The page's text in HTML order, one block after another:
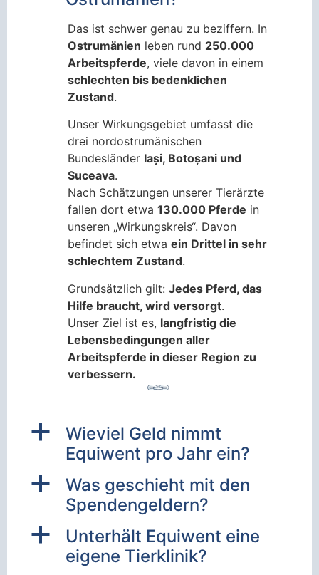
Das ist schwer genau zu beziffern. In
Ostrumänien leben rund 250.000
Arbeitspferde, viele davon in einem
schlechten bis bedenklichen
Zustand.
Unser Wirkungsgebiet umfasst die
drei nordostrumänischen
Bundesländer Iași, Botoșani und
Suceava.
Nach Schätzungen unserer Tierärzte
fallen dort etwa 130.000 Pferde in
unseren „Wirkungskreis“. Davon
befindet sich etwa ein Drittel in sehr
schlechtem Zustand.
Grundsätzlich gilt: Jedes Pferd, das
Hilfe braucht, wird versorgt.
Unser Ziel ist es, langfristig die
Lebensbedingungen aller
Arbeitspferde in dieser Region zu
verbessern.
a
Wieviel Geld nimmt
Equiwent pro Jahr ein?
a
Was geschieht mit den
Spendengeldern?
a
Unterhält Equiwent eine
eigene Tierklinik?